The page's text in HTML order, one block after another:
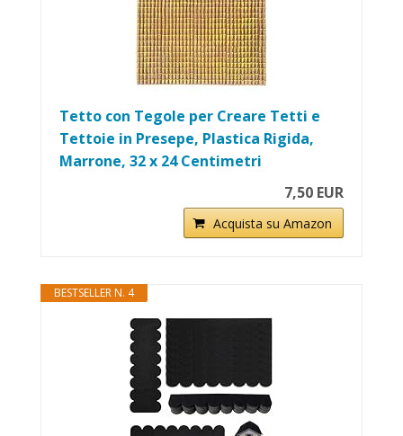
Tetto con Tegole per Creare Tetti e
Tettoie in Presepe, Plastica Rigida,
Marrone, 32 x 24 Centimetri
7,50 EUR
Acquista su Amazon
BESTSELLER N. 4